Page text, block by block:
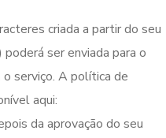
criada a partir do seu
ser enviada para o
o serviço. A política de
aqui:
da aprovação do seu